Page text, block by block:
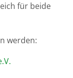
für beide
werden: